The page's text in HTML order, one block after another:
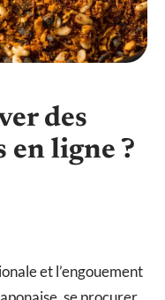
des
en ligne ?
et l’engouement